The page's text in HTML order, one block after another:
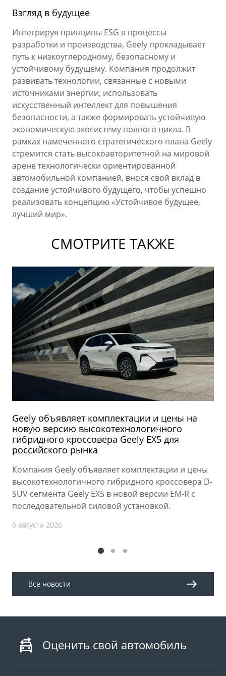
Взгляд в будущее
Интегрируя принципы ESG в процессы
разработки и производства, Geely прокладывает
путь к низкоуглеродному, безопасному и
устойчивому будущему. Компания продолжит
развивать технологии, связанные с новыми
источниками энергии, использовать
искусственный интеллект для повышения
безопасности, а также формировать устойчивую
экономическую экосистему полного цикла. В
рамках намеченного стратегического плана Geely
стремится стать высокоавторитетной на мировой
арене технологически ориентированной
автомобильной компанией, внося свой вклад в
создание устойчивого будущего, чтобы успешно
реализовать концепцию «Устойчивое будущее,
лучший мир».
СМОТРИТЕ ТАКЖЕ
Geely объявляет комплектации и цены на
новую версию высокотехнологичного
гибридного кроссовера Geely EX5 для
российского рынка
Компания Geely объявляет комплектации и цены
высокотехнологичного гибридного кроссовера D-
SUV сегмента Geely EX5 в новой версии EM-R с
последовательной силовой установкой.
6 августа 2026
Все новости
Оценить свой автомобиль